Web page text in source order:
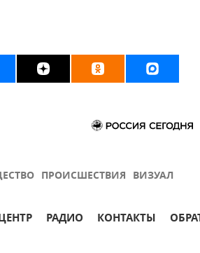
ПРОИСШЕСТВИЯ ВИЗУАЛ
РАДИО КОНТАКТЫ